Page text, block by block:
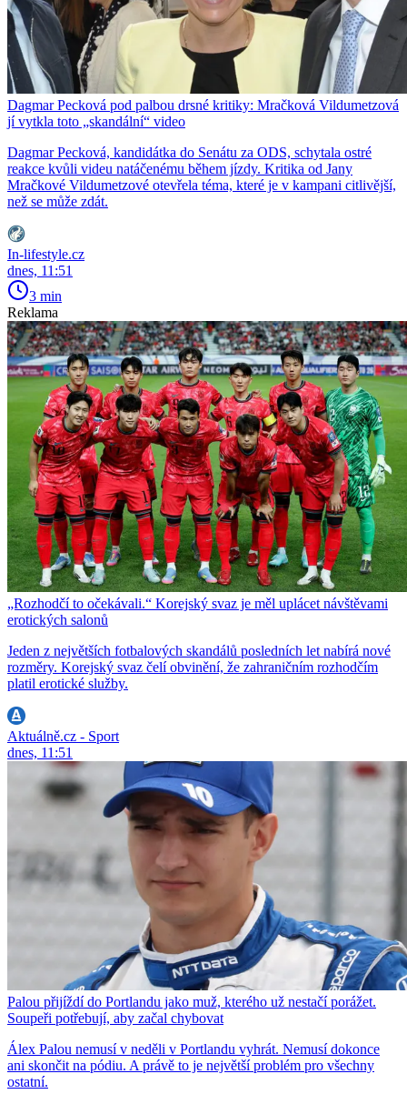
Dagmar Pecková pod palbou drsné kritiky: Mračková Vildumetzová
jí vytkla toto „skandální“ video
Dagmar Pecková, kandidátka do Senátu za ODS, schytala ostré
reakce kvůli videu natáčenému během jízdy. Kritika od Jany
Mračkové Vildumetzové otevřela téma, které je v kampani citlivější,
než se může zdát.
In-lifestyle.cz
dnes, 11:51
3 min
Reklama
„Rozhodčí to očekávali.“ Korejský svaz je měl uplácet návštěvami
erotických salonů
Jeden z největších fotbalových skandálů posledních let nabírá nové
rozměry. Korejský svaz čelí obvinění, že zahraničním rozhodčím
platil erotické služby.
Aktuálně.cz - Sport
dnes, 11:51
Palou přijíždí do Portlandu jako muž, kterého už nestačí porážet.
Soupeři potřebují, aby začal chybovat
Álex Palou nemusí v neděli v Portlandu vyhrát. Nemusí dokonce
ani skončit na pódiu. A právě to je největší problém pro všechny
ostatní.